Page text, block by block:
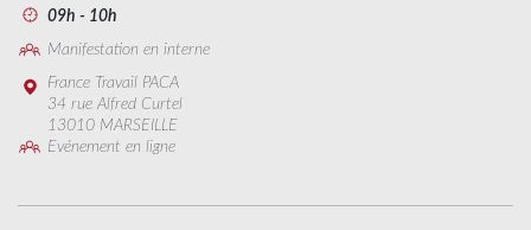
09h - 10h
Manifestation en interne
France Travail PACA
34 rue Alfred Curtel
13010 MARSEILLE
Evénement en ligne